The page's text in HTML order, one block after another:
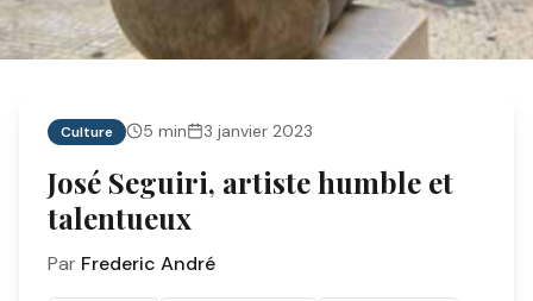
Culture 5 min 3 janvier 2023
José Seguiri, artiste humble et
talentueux
Par Frederic André